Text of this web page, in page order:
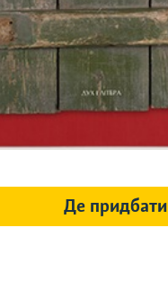
Де придбати